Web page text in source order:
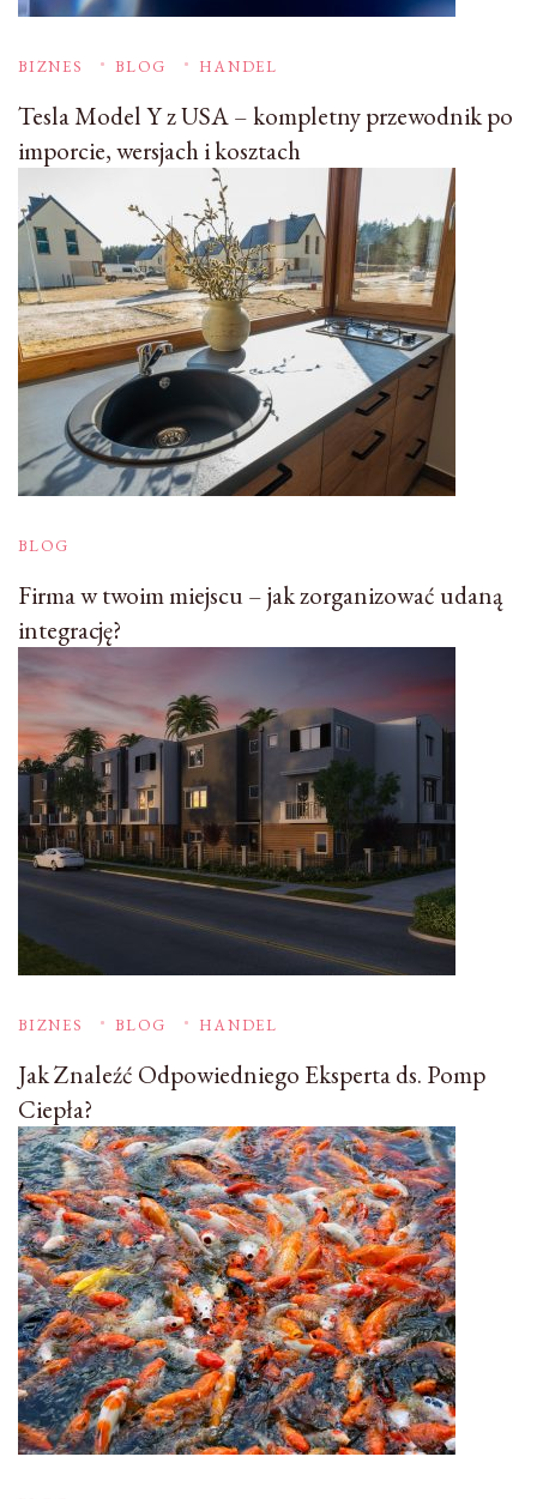
BIZNES BLOG HANDEL
Tesla Model Y z USA – kompletny przewodnik po
imporcie, wersjach i kosztach
BLOG
Firma w twoim miejscu – jak zorganizować udaną
integrację?
BIZNES BLOG HANDEL
Jak Znaleźć Odpowiedniego Eksperta ds. Pomp
Ciepła?